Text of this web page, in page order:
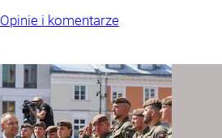
Opinie i komentarze